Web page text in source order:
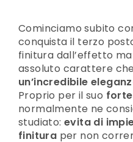
Cominciamo subito
conquista il terzo
finitura dall’effetto
assoluto carattere
un’incredibile
Proprio per il suo
normalmente ne
studiato:evita di
finitura per non